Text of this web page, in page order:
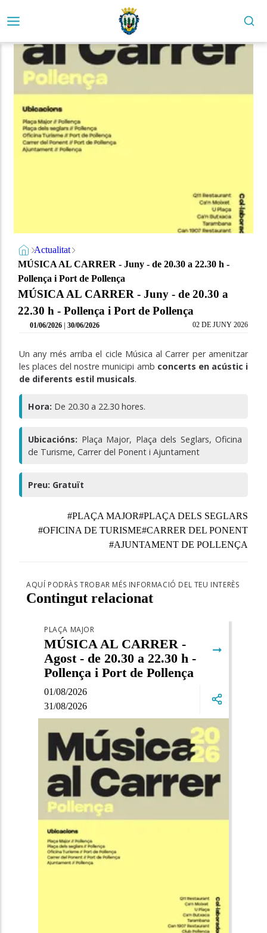
Actualitat
MÚSICA AL CARRER - Juny - de 20.30 a 22.30 h -
Pollença i Port de Pollença
MÚSICA AL CARRER - Juny - de 20.30 a
22.30 h - Pollença i Port de Pollença
01/06/2026 | 30/06/2026 02 DE JUNY 2026
Un any més arriba el cicle Música al Carrer per amenitzar
les places del nostre municipi amb concerts en acústic i
de diferents estil musicals.
Hora: De 20.30 a 22.30 hores.
Ubicacións: Plaça Major, Plaça dels Seglars, Oficina
de Turisme, Carrer del Ponent i Ajuntament
Preu: Gratuït
#PLAÇA MAJOR#PLAÇA DELS SEGLARS
#OFICINA DE TURISME#CARRER DEL PONENT
#AJUNTAMENT DE POLLENÇA
AQUÍ PODRÀS TROBAR MÉS INFORMACIÓ DEL TEU INTERÈS
Contingut relacionat
01/08/2026
31/08/2026
PLAÇA MAJOR
MÚSICA AL CARRER -
Agost - de 20.30 a 22.30 h -
Pollença i Port de Pollença
➞